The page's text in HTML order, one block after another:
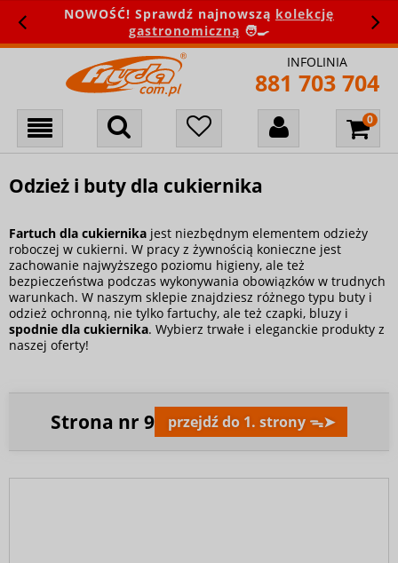
NOWOŚĆ! Sprawdź najnowszą kolekcję
gastronomiczną 🧑‍🍳
INFOLINIA
881 703 704
Odzież i buty dla cukiernika
Fartuch dla cukiernika jest niezbędnym elementem odzieży
roboczej w cukierni. W pracy z żywnością konieczne jest
zachowanie najwyższego poziomu higieny, ale też
bezpieczeństwa podczas wykonywania obowiązków w trudnych
warunkach. W naszym sklepie znajdziesz różnego typu buty i
odzież ochronną, nie tylko fartuchy, ale też czapki, bluzy i
spodnie dla cukiernika. Wybierz trwałe i eleganckie produkty z
naszej oferty!
Strona nr 9 przejdź do 1. strony ᯓ➤